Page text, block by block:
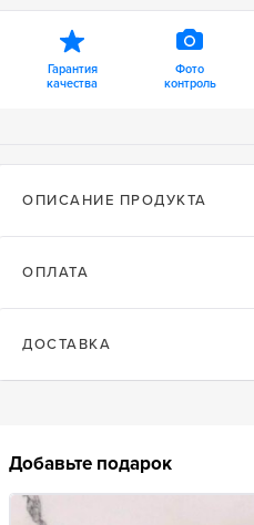
Гарантия
качества
Фото
контроль
ОПИСАНИЕ ПРОДУКТА
ОПЛАТА
ДОСТАВКА
Добавьте подарок